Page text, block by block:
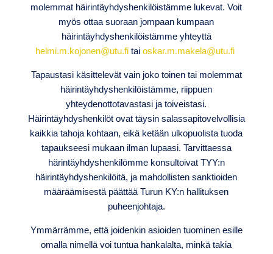
molemmat häirintäyhdyshenkilöistämme lukevat. Voit
myös ottaa suoraan jompaan kumpaan
häirintäyhdyshenkilöistämme yhteyttä
helmi.m.kojonen@utu.fi taioskar.m.makela@utu.fi
Tapaustasi käsittelevät vain joko toinen tai molemmat
häirintäyhdyshenkilöistämme, riippuen
yhteydenottotavastasi ja toiveistasi.
Häirintäyhdyshenkilöt ovat täysin salassapitovelvollisia
kaikkia tahoja kohtaan, eikä ketään ulkopuolista tuoda
tapaukseesi mukaan ilman lupaasi. Tarvittaessa
härintäyhdyshenkilömme konsultoivat TYY:n
häirintäyhdyshenkilöitä, ja mahdollisten sanktioiden
määräämisestä päättää Turun KY:n hallituksen
puheenjohtaja.
Ymmärrämme, että joidenkin asioiden tuominen esille
omalla nimellä voi tuntua hankalalta, minkä takia